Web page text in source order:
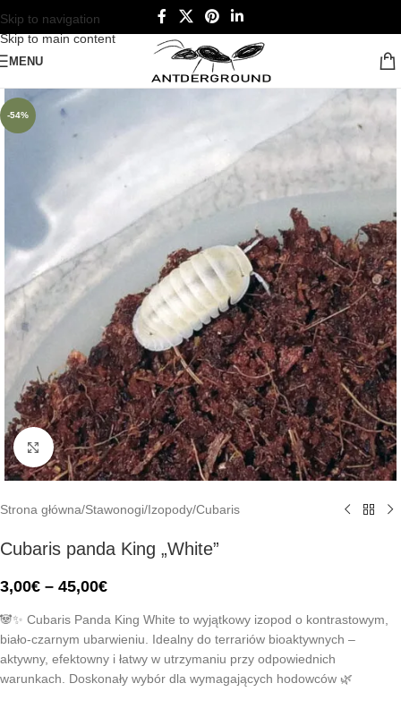
Skip to navigation
Skip to main content
MENU
-54%
Click to enlarge
Strona główna/Stawonogi/Izopody/Cubaris
Cubaris panda King „White”
3,00€ – 45,00€
🐼✨ Cubaris Panda King White to wyjątkowy izopod o kontrastowym,
biało-czarnym ubarwieniu. Idealny do terrariów bioaktywnych –
aktywny, efektowny i łatwy w utrzymaniu przy odpowiednich
warunkach. Doskonały wybór dla wymagających hodowców 🌿